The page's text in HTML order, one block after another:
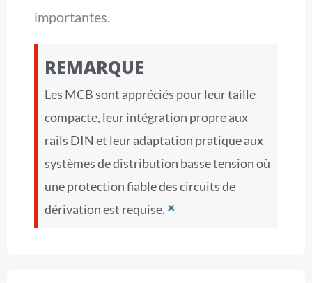
importantes.
REMARQUE
Les MCB sont appréciés pour leur taille
compacte, leur intégration propre aux
rails DIN et leur adaptation pratique aux
systèmes de distribution basse tension où
une protection fiable des circuits de
dérivation est requise. ×